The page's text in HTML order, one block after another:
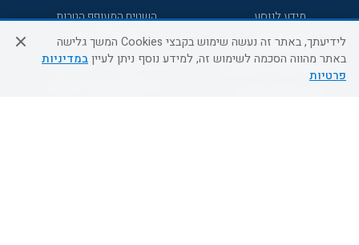
מידע לנוסע
תקנון ביטול וזיכוי
תנאים כלליים והגבלת אחריות
השטיח המעופף הטבות
למילואימניקים
השטיח המעופף טיולים מאורגנים
לידיעתך, באתר זה נעשה שימוש בקבצי Cookies המשך גלישה
באתר מהווה הסכמה לשימוש זה, למידע נוסף ניתן לעייןבמדיניות
פרטיות